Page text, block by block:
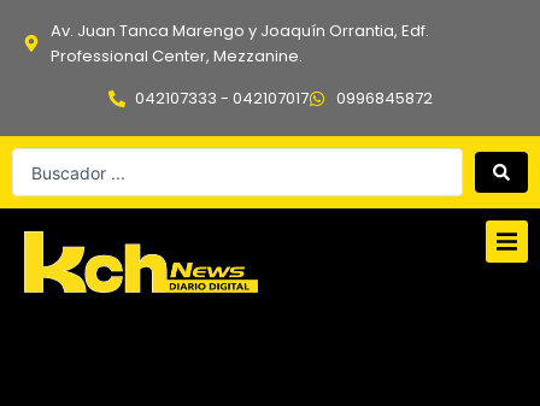
Av. Juan Tanca Marengo y Joaquín Orrantia, Edf.
Professional Center, Mezzanine.
042107333 - 042107017
0996845872
Search